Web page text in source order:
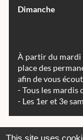
Dimanche
À partir du mardi
place des
afin de vous
- Tous les mardis
- Les 1er et 3e
This site uses